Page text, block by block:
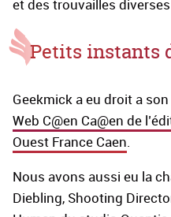
et des trouvailles
Petits instants
Geekmick a eu droit a
Web C@en Ca@en de
Ouest France Caen.
Nous avons aussi eu la
Diebling, Shooting